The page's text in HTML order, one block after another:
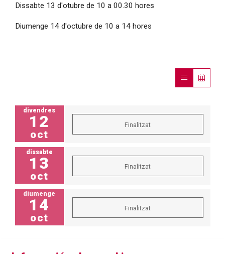
Dissabte 13 d'otubre de 10 a 00.30 hores
Diumenge 14 d'octubre de 10 a 14 hores
divendres
12
oct
Finalitzat
dissabte
13
oct
Finalitzat
diumenge
14
oct
Finalitzat